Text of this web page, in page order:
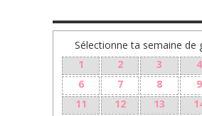
Sélectionne ta semaine de
1
2 3 4
6
7 8 9
11
12 13